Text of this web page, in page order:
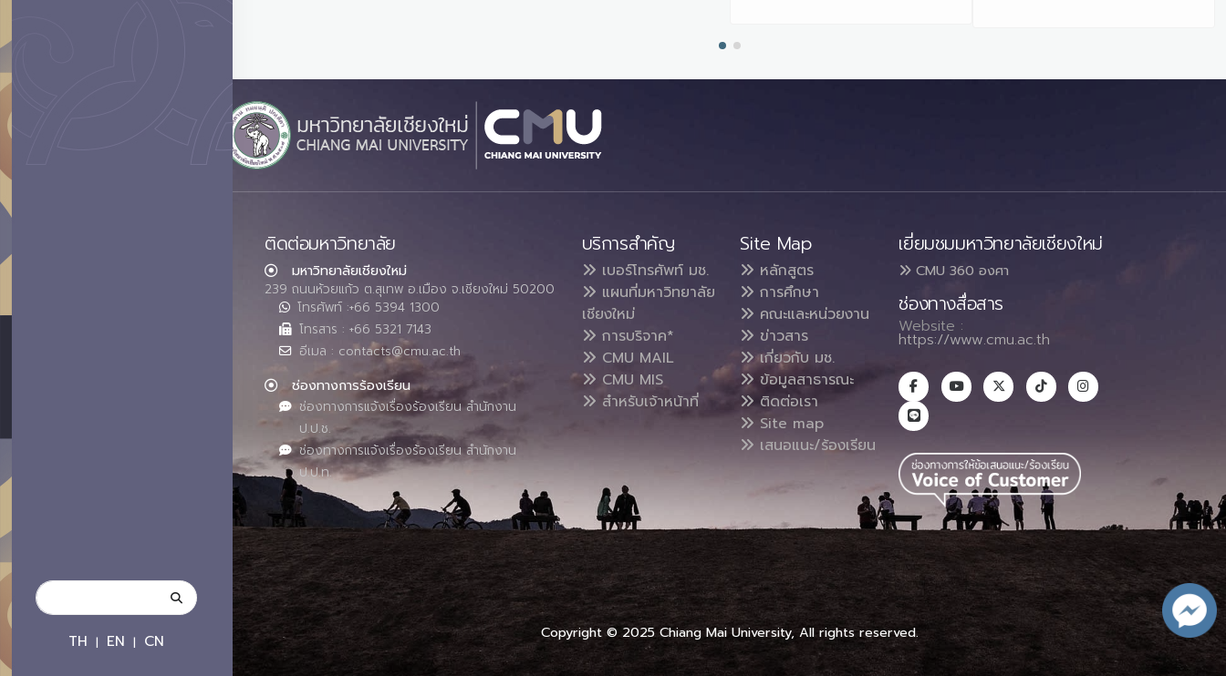
TH | EN | CN
ติดต่อมหาวิทยาลัย
มหาวิทยาลัยเชียงใหม่
239 ถนนห้วยแก้ว ต.สุเทพ อ.เมือง จ.เชียงใหม่ 50200
โทรศัพท์ :+66 5394 1300
โทรสาร : +66 5321 7143
อีเมล : contacts@cmu.ac.th
ช่องทางการร้องเรียน
ช่องทางการแจ้งเรื่องร้องเรียน สำนักงาน
ป.ป.ช.
ช่องทางการแจ้งเรื่องร้องเรียน สำนักงาน
ป.ป.ท.
บริการสำคัญ
เบอร์โทรศัพท์ มช.
แผนที่มหาวิทยาลัย
เชียงใหม่
การบริจาค*
CMU MAIL
CMU MIS
สำหรับเจ้าหน้าที่
Site Map
หลักสูตร
การศึกษา
คณะและหน่วยงาน
ข่าวสาร
เกี่ยวกับ มช.
ข้อมูลสาธารณะ
ติดต่อเรา
Site map
เสนอแนะ/ร้องเรียน
เยี่ยมชมมหาวิทยาลัยเชียงใหม่
CMU 360 องศา
ช่องทางสื่อสาร
Website :
https://www.cmu.ac.th
Copyright © 2025 Chiang Mai University, All rights reserved.